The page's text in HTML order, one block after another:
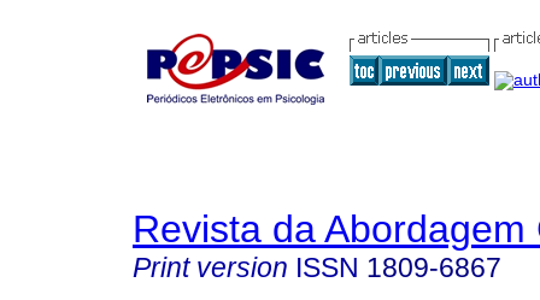
Revista da Abordagem
Print version ISSN 1809-6867